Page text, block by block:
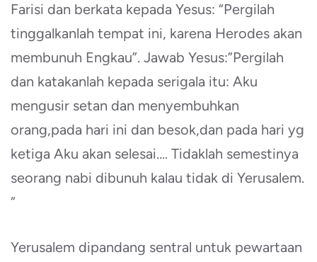
Farisi dan berkata kepada Yesus: “Pergilah
tinggalkanlah tempat ini, karena Herodes akan
membunuh Engkau”. Jawab Yesus:”Pergilah
dan katakanlah kepada serigala itu: Aku
mengusir setan dan menyembuhkan
orang,pada hari ini dan besok,dan pada hari yg
ketiga Aku akan selesai…. Tidaklah semestinya
seorang nabi dibunuh kalau tidak di Yerusalem.
“
Yerusalem dipandang sentral untuk pewartaan